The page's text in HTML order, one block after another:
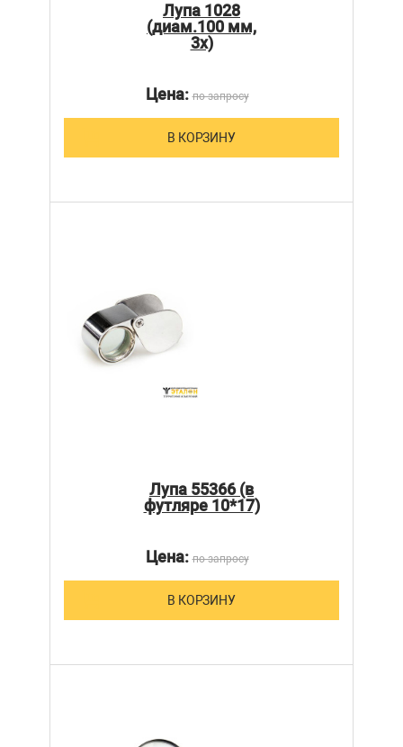
Лупа 1028
(диам.100 мм,
3х)
Цена:по запросу
В КОРЗИНУ
Лупа 55366 (в
футляре 10*17)
Цена:по запросу
В КОРЗИНУ